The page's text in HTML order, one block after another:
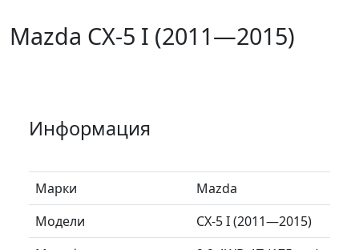
Mazda CX-5 I (2011—2015)
Информация
Марки
Mazda
Модели
CX-5 I (2011—2015)